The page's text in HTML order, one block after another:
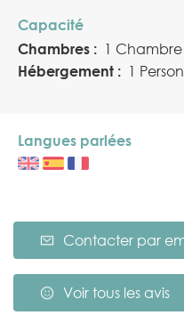
Capacité
Chambres : 1
Hébergement : 1
Langues parlées
Contacter par
Voir tous les avis